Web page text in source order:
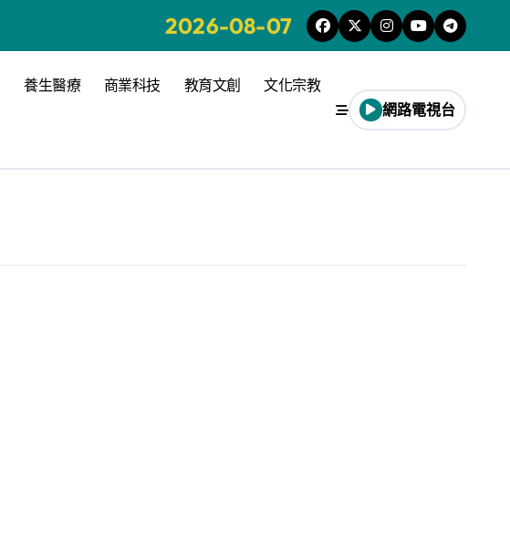
2026-08-07
養生醫療 商業科技 教育文創 文化宗教
網路電視台